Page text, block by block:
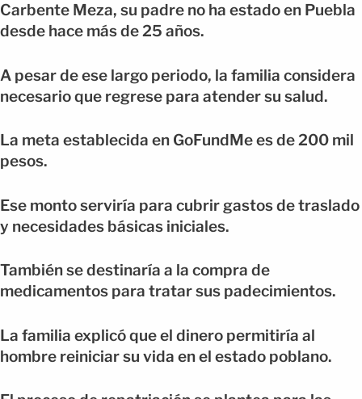
Carbente Meza, su padre no ha estado en Puebla
desde hace más de 25 años.
A pesar de ese largo periodo, la familia considera
necesario que regrese para atender su salud.
La meta establecida en GoFundMe es de 200 mil
pesos.
Ese monto serviría para cubrir gastos de traslado
y necesidades básicas iniciales.
También se destinaría a la compra de
medicamentos para tratar sus padecimientos.
La familia explicó que el dinero permitiría al
hombre reiniciar su vida en el estado poblano.